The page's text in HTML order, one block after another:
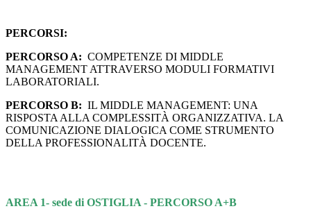
PERCORSI:
PERCORSO A: COMPETENZE DI MIDDLE
MANAGEMENT ATTRAVERSO MODULI FORMATIVI
LABORATORIALI.
PERCORSO B: IL MIDDLE MANAGEMENT: UNA
RISPOSTA ALLA COMPLESSITÀ ORGANIZZATIVA. LA
COMUNICAZIONE DIALOGICA COME STRUMENTO
DELLA PROFESSIONALITÀ DOCENTE.
AREA 1- sede di OSTIGLIA - PERCORSO A+B